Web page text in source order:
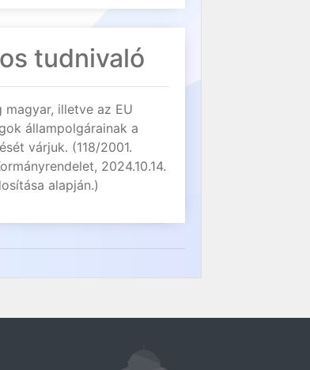
tudnivaló
magyar, illetve az EU
állampolgárainak a
várjuk. (118/2001.
2024.10.14.
alapján.)